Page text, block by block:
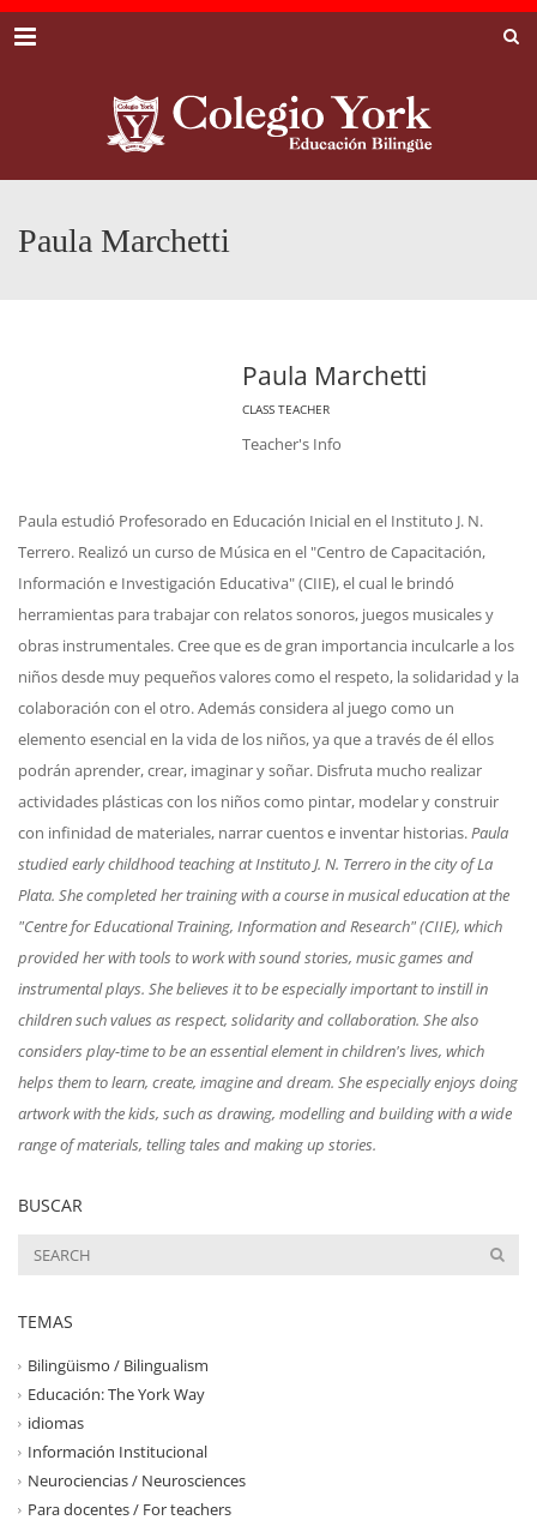
Menu
Paula Marchetti
Paula Marchetti
CLASS TEACHER
Teacher's Info
Paula estudió Profesorado en Educación Inicial en el Instituto J. N.
Terrero. Realizó un curso de Música en el "Centro de Capacitación,
Información e Investigación Educativa" (CIIE), el cual le brindó
herramientas para trabajar con relatos sonoros, juegos musicales y
obras instrumentales. Cree que es de gran importancia inculcarle a los
niños desde muy pequeños valores como el respeto, la solidaridad y la
colaboración con el otro. Además considera al juego como un
elemento esencial en la vida de los niños, ya que a través de él ellos
podrán aprender, crear, imaginar y soñar. Disfruta mucho realizar
actividades plásticas con los niños como pintar, modelar y construir
con infinidad de materiales, narrar cuentos e inventar historias.Paula
studied early childhood teaching at Instituto J. N. Terrero in the city of La
Plata. She completed her training with a course in musical education at the
"Centre for Educational Training, Information and Research" (CIIE), which
provided her with tools to work with sound stories, music games and
instrumental plays. She believes it to be especially important to instill in
children such values as respect, solidarity and collaboration. She also
considers play-time to be an essential element in children's lives, which
helps them to learn, create, imagine and dream. She especially enjoys doing
artwork with the kids, such as drawing, modelling and building with a wide
range of materials, telling tales and making up stories.
BUSCAR
TEMAS
Bilingüismo / Bilingualism
Educación: The York Way
idiomas
Información Institucional
Neurociencias / Neurosciences
Para docentes / For teachers